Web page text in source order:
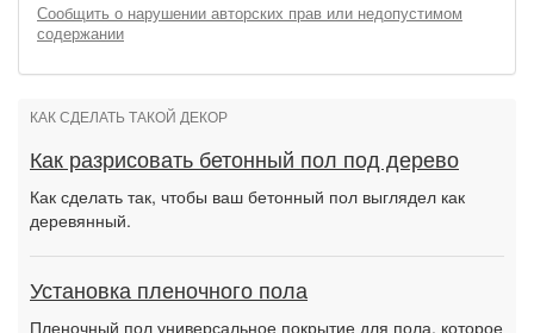
Сообщить о нарушении авторских прав или недопустимом
содержании
КАК СДЕЛАТЬ ТАКОЙ ДЕКОР
Как разрисовать бетонный пол под дерево
Как сделать так, чтобы ваш бетонный пол выглядел как
деревянный.
Установка пленочного пола
Пленочный пол универсальное покрытие для пола, которое